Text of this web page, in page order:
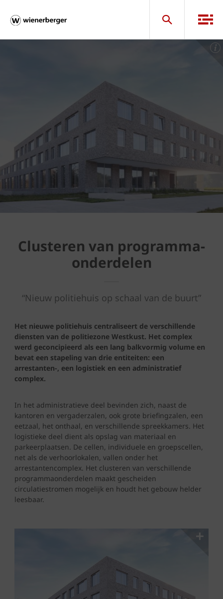
Clusteren van programma-
onderdelen
“Nieuw politiehuis op schaal van de buurt”
Het nieuwe politiehuis centraliseert de verschillende
diensten van de politiezone Westkust. Het complex
werd geconcipieerd als een lang balkvormig volume en
bevat een stapeling van drie entiteiten: een
arrestanten-, een logistiek en een administratief
complex.
In het administratieve deel bevinden zich, naast de
kantoren en vergaderzalen, ook grote briefingzalen, een
eetzaal, het onthaal, en verschillende spreekkamers. Het
logistieke deel dient als opslag van materiaal en
parkeerplaatsen. De cellen, individuele en groepscellen,
net als de verhoorlokalen, vallen onder het
arrestantencomplex. Het clusteren van verschillende
programmaonderdelen maakt gescheiden
circulatiestromen mogelijk en houdt het gebouw helder
leesbaar.